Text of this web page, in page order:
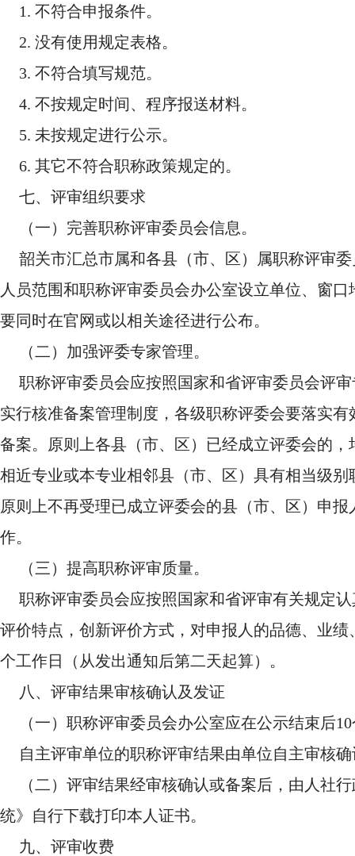
1. 不符合申报条件。
2. 没有使用规定表格。
3. 不符合填写规范。
4. 不按规定时间、程序报送材料。
5. 未按规定进行公示。
6. 其它不符合职称政策规定的。
七、评审组织要求
（一）完善职称评审委员会信息。
韶关市汇总市属和各县（市、区）属职称评审
人员范围和职称评审委员会办公室设立单位、窗
要同时在官网或以相关途径进行公布。
（二）加强评委专家管理。
职称评审委员会应按照国家和省评审委员会评
实行核准备案管理制度，各级职称评委会要落实
备案。原则上各县（市、区）已经成立评委会的
相近专业或本专业相邻县（市、区）具有相当级
原则上不再受理已成立评委会的县（市、区）申
作。
（三）提高职称评审质量。
职称评审委员会应按照国家和省评审有关规定
评价特点，创新评价方式，对申报人的品德、业
个工作日（从发出通知后第二天起算）。
八、评审结果审核确认及发证
（一）职称评审委员会办公室应在公示结束后
自主评审单位的职称评审结果由单位自主审核
（二）评审结果经审核确认或备案后，由人社
统》自行下载打印本人证书。
九、评审收费